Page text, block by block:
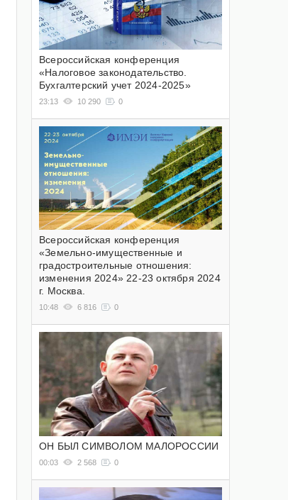
Всероссийская конференция
«Налоговое законодательство.
Бухгалтерский учет 2024-2025»
23:13 10 290 0
Всероссийская конференция
«Земельно-имущественные и
градостроительные отношения:
изменения 2024» 22-23 октября 2024
г. Москва.
10:48 6 816 0
ОН БЫЛ СИМВОЛОМ МАЛОРОССИИ
00:03 2 568 0